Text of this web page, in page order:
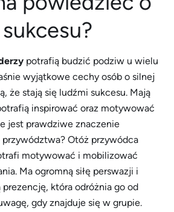
potrafią budzić podziw u wielu
wyjątkowe cechy osób o silnej
że stają się ludźmi sukcesu. Mają
inspirować oraz motywować
jest prawdziwe znaczenie
Otóż przywódca
motywować i mobilizować
Ma ogromną siłę perswazji i
która odróżnia go od
gdy znajduje się w grupie.